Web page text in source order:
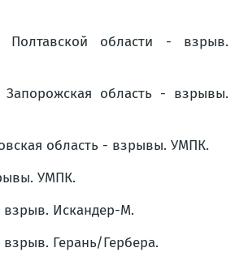
Полтавской области - взрыв.
Запорожская область - взрывы.
область - взрывы. УМПК.
УМПК.
взрыв. Искандер-М.
взрыв. Герань/Гербера.